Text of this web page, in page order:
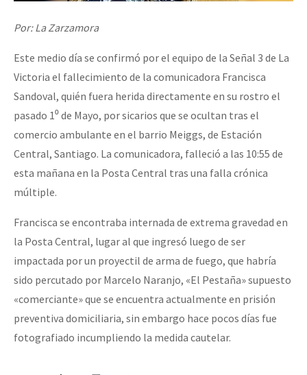
Semillero Guerra contra la Humanidad. (Las poblaciones y
la naturaleza bajo asedio)
Libros para descargar
Medios Libres
COVID-19
Eventos
Contacto
Por: La Zarzamora
Este medio día se confirmó por el equipo de la Señal 3 de La
Victoria el fallecimiento de la comunicadora Francisca
Sandoval, quién fuera herida directamente en su rostro el
pasado 1⁰ de Mayo, por sicarios que se ocultan tras el
comercio ambulante en el barrio Meiggs, de Estación
Central, Santiago. La comunicadora, falleció a las 10:55 de
esta mañana en la Posta Central tras una falla crónica
múltiple.
Francisca se encontraba internada de extrema gravedad en
la Posta Central, lugar al que ingresó luego de ser
impactada por un proyectil de arma de fuego, que habría
sido percutado por Marcelo Naranjo, «El Pestaña» supuesto
«comerciante» que se encuentra actualmente en prisión
preventiva domiciliaria, sin embargo hace pocos días fue
fotografiado incumpliendo la medida cautelar.